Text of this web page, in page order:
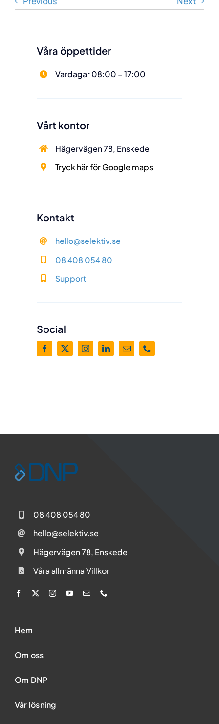
Våra öppettider
Vardagar 08:00 – 17:00
Vårt kontor
Hägervägen 78, Enskede
Tryck här för Google maps
Kontakt
hello@selektiv.se
08 408 054 80
Support
Social
08 408 054 80
hello@selektiv.se
Hägervägen 78, Enskede
Våra allmänna Villkor
Hem
Om oss
Om DNP
Vår lösning
Enskede
Tryck här för Google
Social